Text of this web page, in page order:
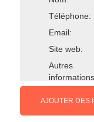
Téléphone:
Email:
Site web:
Autres
AJOUTER DES